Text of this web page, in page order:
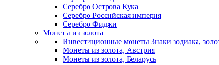
Серебро Острова Кука
Серебро Российская империя
Серебро Фиджи
Монеты из золота
Инвестиционные монеты Знаки зодиака,
Монеты из золота, Австрия
Монеты из золота, Беларусь